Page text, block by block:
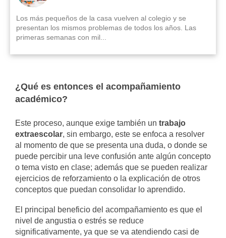
Los más pequeños de la casa vuelven al colegio y se
presentan los mismos problemas de todos los años. Las
primeras semanas con mil...
¿Qué es entonces el acompañamiento
académico?
Este proceso, aunque exige también un trabajo
extraescolar, sin embargo, este se enfoca a resolver
al momento de que se presenta una duda, o donde se
puede percibir una leve confusión ante algún concepto
o tema visto en clase; además que se pueden realizar
ejercicios de reforzamiento o la explicación de otros
conceptos que puedan consolidar lo aprendido.
El principal beneficio del acompañamiento es que el
nivel de angustia o estrés se reduce
significativamente, ya que se va atendiendo casi de